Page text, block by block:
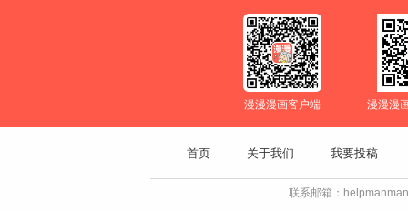
漫漫漫画客户端 漫漫漫
首页 关于我们 我要投稿
联系邮箱：